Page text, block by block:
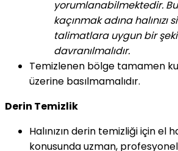
yorumlanabilmektedir.
kaçınmak adına halınızı
talimatlara uygun bir
davranılmalıdır.
Temizlenen bölge tamamen
üzerine basılmamalıdır.
Derin Temizlik
Halınızın derin temizliği için el
konusunda uzman, profesyonel